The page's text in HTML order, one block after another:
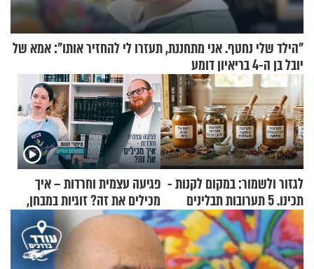
"הילד שלי נחטף. אני מתחננת, תעזרו לי להחזיר אותו": אמא של
יובל בן ה-4 בריאיון דומע
לגזור ולשמור: במקום לקנות -
תכינו. 5 תערובות תבלינים
שמתאימות להכל
פגיעה עצמית וחרדות – איך
מכילים את זה? זוגיות במבחן,
הפעם עם יהודית ואלתר כהן